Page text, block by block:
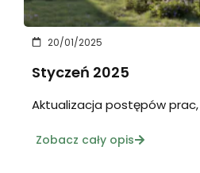
20/01/2025
Styczeń 2025
Aktualizacja postępów
Zobacz cały opis